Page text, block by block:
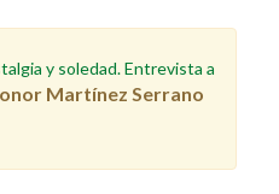
y soledad. Entrevista a
Martínez Serrano